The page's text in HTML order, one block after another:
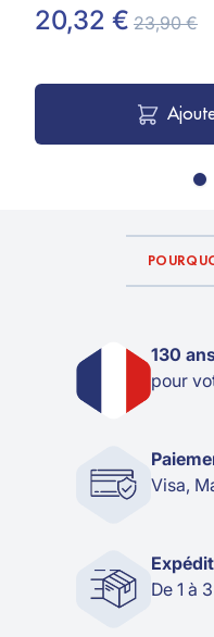
20,32 € 23,90 €
130
pour
Visa,
De 1 à